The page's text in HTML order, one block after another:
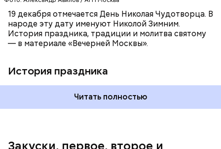
19 декабря отмечается День Николая Чудотворца. В
народе эту дату именуют Николой Зимним.
История праздника, традиции и молитва святому
— в материале «Вечерней Москвы».
История праздника
Читать полностью
Закуски, первое, второе и
600 г помидоров;
300 г моркови;
200 г шпината;
зелень петрушки и укропа.
петрушки, помидоры, нарезанные небольшими
дольками, и все тушить 10-15 минут. Полученный
соус заправить солью, сахаром, раствором
лимонной кислоты или уксусом, залить им
обжаренные баклажаны и тушить в жарочном